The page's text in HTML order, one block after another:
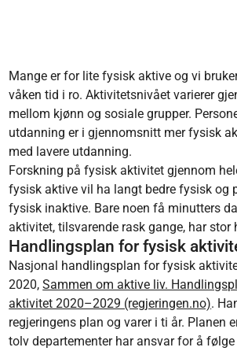
Mange er for lite fysisk aktive og vi
våken tid i ro. Aktivitetsnivået varierer
mellom kjønn og sosiale grupper.
utdanning er i gjennomsnitt mer fysisk
med lavere utdanning.
Forskning på fysisk aktivitet gjennom
fysisk aktive vil ha langt bedre fysisk og
fysisk inaktive. Bare noen få minutters
aktivitet, tilsvarende rask gange, har stor
Handlingsplan for fysisk
Nasjonal handlingsplan for fysisk
2020,Sammen om aktive liv.
aktivitet 2020–2029 (regjeringen.no).
regjeringens plan og varer i ti år. Planen
tolv departementer har ansvar for å